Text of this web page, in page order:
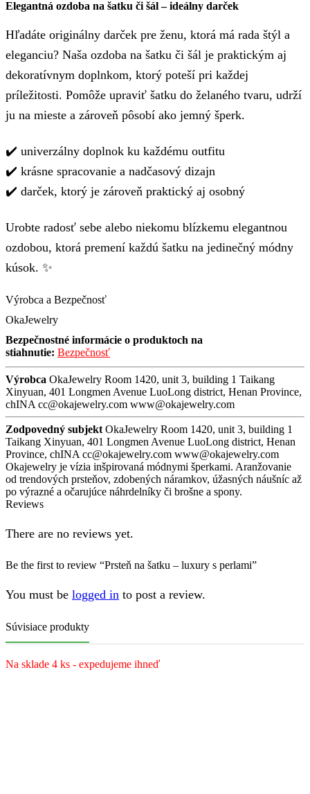
Elegantná ozdoba na šatku či šál – ideálny darček
Hľadáte originálny darček pre ženu, ktorá má rada štýl a
eleganciu? Naša ozdoba na šatku či šál je praktickým aj
dekoratívnym doplnkom, ktorý poteší pri každej
príležitosti. Pomôže upraviť šatku do želaného tvaru, udrží
ju na mieste a zároveň pôsobí ako jemný šperk.
✔️ univerzálny doplnok ku každému outfitu
✔️ krásne spracovanie a nadčasový dizajn
✔️ darček, ktorý je zároveň praktický aj osobný
Urobte radosť sebe alebo niekomu blízkemu elegantnou
ozdobou, ktorá premení každú šatku na jedinečný módny
kúsok. ✨
Výrobca a Bezpečnosť
OkaJewelry
Bezpečnostné informácie o produktoch na
stiahnutie: Bezpečnosť
Výrobca OkaJewelry Room 1420, unit 3, building 1 Taikang
Xinyuan, 401 Longmen Avenue LuoLong district, Henan Province,
chINA cc@okajewelry.com www@okajewelry.com
Zodpovedný subjekt OkaJewelry Room 1420, unit 3, building 1
Taikang Xinyuan, 401 Longmen Avenue LuoLong district, Henan
Province, chINA cc@okajewelry.com www@okajewelry.com
Okajewelry je vízia inšpirovaná módnymi šperkami. Aranžovanie
od trendových prsteňov, zdobených náramkov, úžasných náušníc až
po výrazné a očarujúce náhrdelníky či brošne a spony.
Reviews
There are no reviews yet.
Be the first to review “Prsteň na šatku – luxury s perlami”
You must be logged in to post a review.
Súvisiace produkty
Na sklade 4 ks - expedujeme ihneď